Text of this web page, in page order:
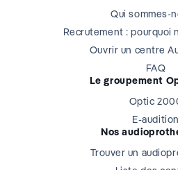
Qui sommes-
Recrutement : pourquoi
Ouvrir un centre
FAQ
Le groupement
Optic
E-audition
Nos
Trouver un